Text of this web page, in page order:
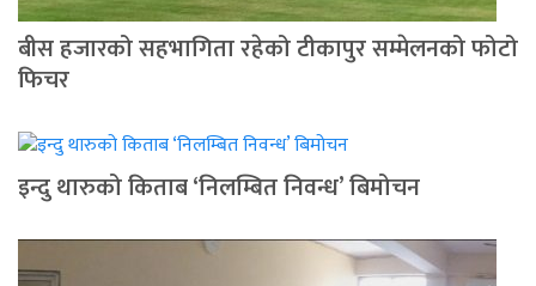
बीस हजारको सहभागिता रहेको टीकापुर सम्मेलनको फोटो
फिचर
इन्दु थारुको किताब ‘निलम्बित निवन्ध’ बिमोचन